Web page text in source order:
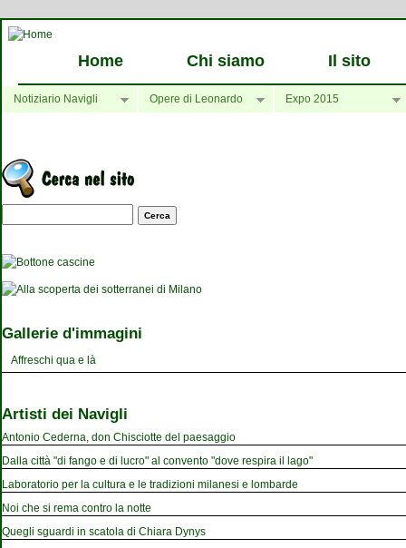
Home Chi siamo Il sito
Notiziario Navigli Opere di Leonardo Expo 2015
Maschera di ricerca
Gallerie d'immagini
Affreschi qua e là
Artisti dei Navigli
Antonio Cederna, don Chisciotte del paesaggio
Dalla città "di fango e di lucro" al convento "dove respira il lago"
Laboratorio per la cultura e le tradizioni milanesi e lombarde
Noi che si rema contro la notte
Quegli sguardi in scatola di Chiara Dynys